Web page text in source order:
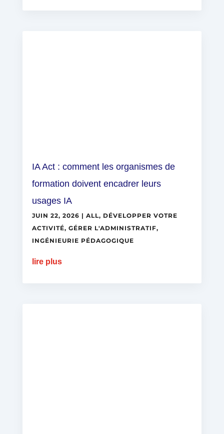
IA Act : comment les organismes de
formation doivent encadrer leurs
usages IA
JUIN 22, 2026 | ALL, DÉVELOPPER VOTRE
ACTIVITÉ, GÉRER L'ADMINISTRATIF,
INGÉNIEURIE PÉDAGOGIQUE
lire plus